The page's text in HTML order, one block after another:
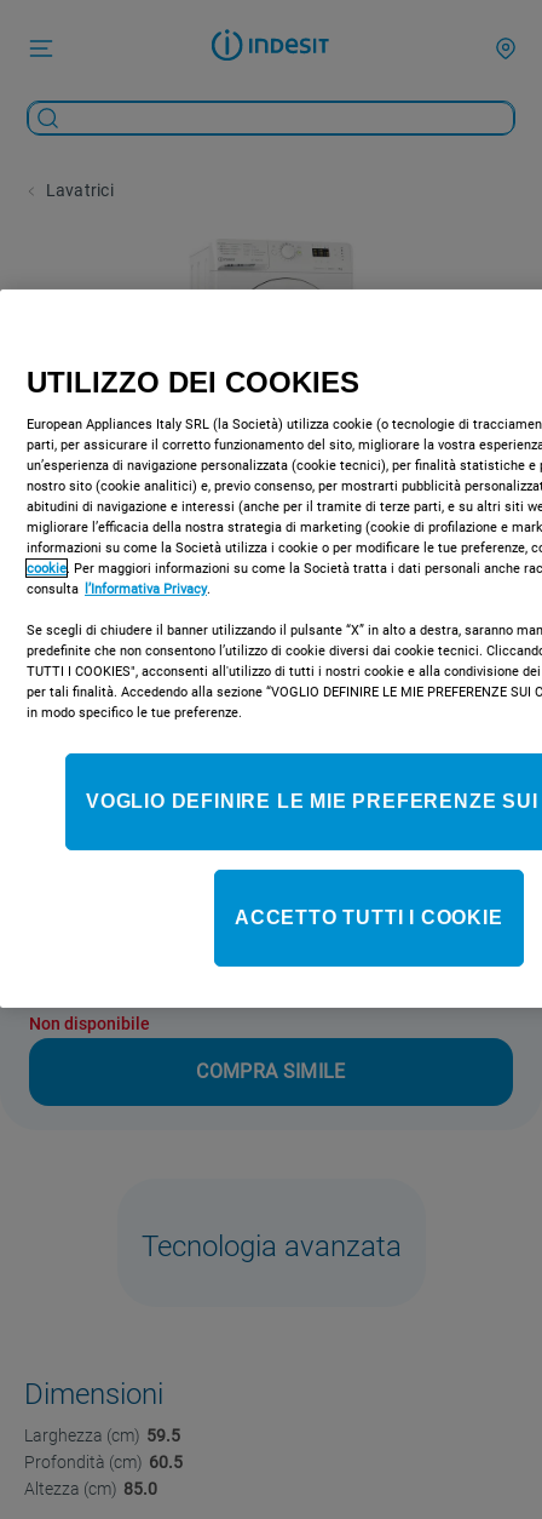
Lavatrici
MTWA 91284 W IT
Lavatrice a libera installazione a carica
frontale Indesit: 9,0 kg - MTWA 91284
Caratteristiche di questa lavatrice a carica frontale a libera
1200 giri al minuto, rapida ed efficiente. Colore bianco.
Non disponibile
COMPRA SIMILE
Tecnologia avanzata
Dimensioni
Larghezza (cm) 59.5
Profondità (cm) 60.5
Altezza (cm) 85.0
UTILIZZO DEI COOKIES
European Appliances Italy SRL (la Società) utilizza cookie (o tecnologie di
parti, per assicurare il corretto funzionamento del sito, migliorare la vostra
un’esperienza di navigazione personalizzata (cookie tecnici), per finalità statistiche e
nostro sito (cookie analitici) e, previo consenso, per mostrarti pubblicità
abitudini di navigazione e interessi (anche per il tramite di terze parti, e su altri siti
migliorare l’efficacia della nostra strategia di marketing (cookie di profilazione e
informazioni su come la Società utilizza i cookie o per modificare le tue preferenze,
cookie. Per maggiori informazioni su come la Società tratta i dati personali anche
consulta l’Informativa Privacy.
Se scegli di chiudere il banner utilizzando il pulsante “X” in alto a destra, saranno
predefinite che non consentono l’utilizzo di cookie diversi dai cookie tecnici.
TUTTI I COOKIES", acconsenti all'utilizzo di tutti i nostri cookie e alla condivisione
per tali finalità. Accedendo alla sezione “VOGLIO DEFINIRE LE MIE PREFERENZE SUI
in modo specifico le tue preferenze.
VOGLIO DEFINIRE LE MIE PREFERENZE
ACCETTO TUTTI I COOKIE